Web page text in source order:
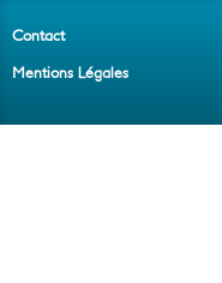
Contact
Mentions Légales